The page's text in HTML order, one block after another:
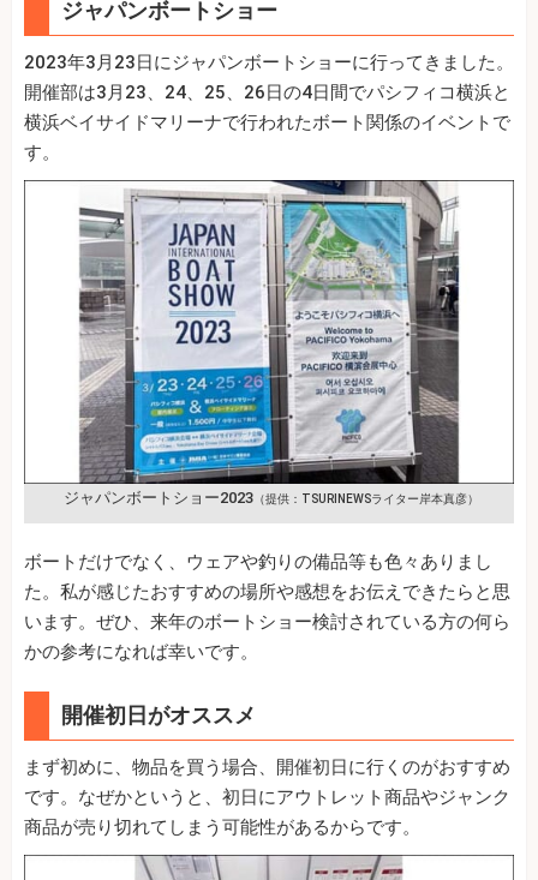
ジャパンボートショー
2023年3月23日にジャパンボートショーに行ってきました。
開催部は3月23、24、25、26日の4日間でパシフィコ横浜と
横浜ベイサイドマリーナで行われたボート関係のイベントで
す。
ジャパンボートショー2023（提供：TSURINEWSライター岸本真彦）
ボートだけでなく、ウェアや釣りの備品等も色々ありまし
た。私が感じたおすすめの場所や感想をお伝えできたらと思
います。ぜひ、来年のボートショー検討されている方の何ら
かの参考になれば幸いです。
開催初日がオススメ
まず初めに、物品を買う場合、開催初日に行くのがおすすめ
です。なぜかというと、初日にアウトレット商品やジャンク
商品が売り切れてしまう可能性があるからです。